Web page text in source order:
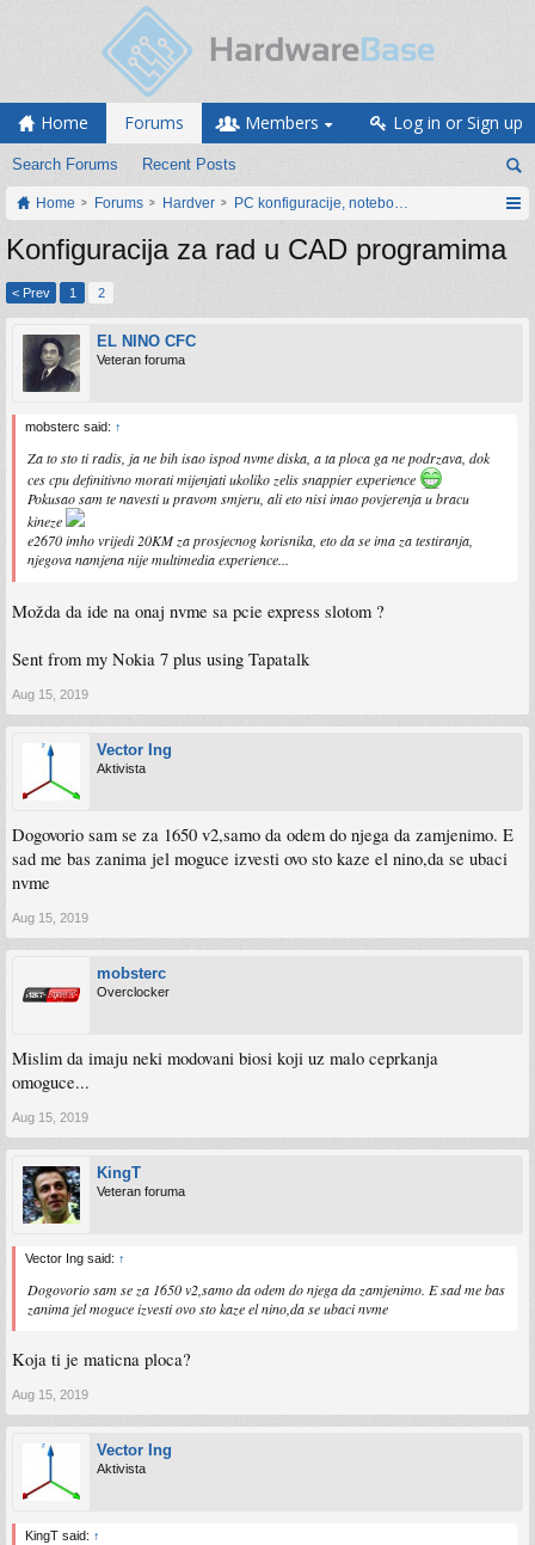
Home Forums
Search Forums Recent Posts
Members Log in or Sign up
Home Forums Hardver PC konfiguracije, notebook računari, servis
Konfiguracija za rad u CAD programima
< Prev 1 2
EL NINO CFC
Veteran foruma
mobsterc said: ↑
Za to sto ti radis, ja ne bih isao ispod nvme diska, a ta ploca ga ne podrzava, dok
ces cpu definitivno morati mijenjati ukoliko zelis snappier experience
Pokusao sam te navesti u pravom smjeru, ali eto nisi imao povjerenja u bracu
kineze
e2670 imho vrijedi 20KM za prosjecnog korisnika, eto da se ima za testiranja,
njegova namjena nije multimedia experience...
Možda da ide na onaj nvme sa pcie express slotom ?
Sent from my Nokia 7 plus using Tapatalk
Aug 15, 2019
Vector Ing
Aktivista
Dogovorio sam se za 1650 v2,samo da odem do njega da zamjenimo. E
sad me bas zanima jel moguce izvesti ovo sto kaze el nino,da se ubaci
nvme
Aug 15, 2019
mobsterc
Overclocker
Mislim da imaju neki modovani biosi koji uz malo ceprkanja
omoguce...
Aug 15, 2019
KingT
Veteran foruma
Vector Ing said: ↑
Dogovorio sam se za 1650 v2,samo da odem do njega da zamjenimo. E sad me bas
zanima jel moguce izvesti ovo sto kaze el nino,da se ubaci nvme
Koja ti je maticna ploca?
Aug 15, 2019
Vector Ing
Aktivista
KingT said: ↑